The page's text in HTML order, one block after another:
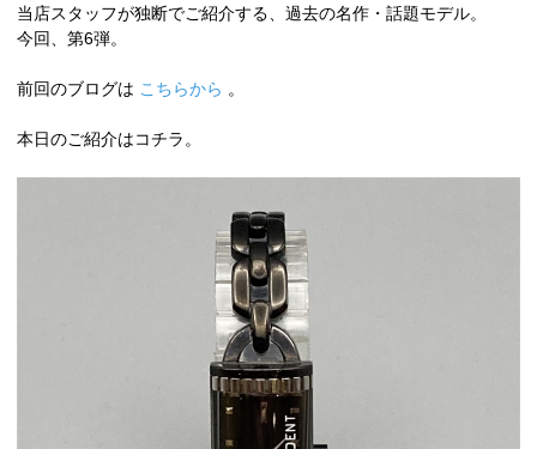
当店スタッフが独断でご紹介する、過去の名作・話題モデル。
今回、第6弾。
前回のブログは こちらから 。
本日のご紹介はコチラ。